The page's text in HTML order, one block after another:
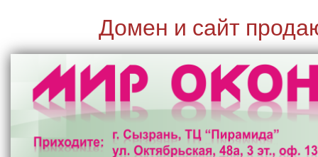
Домен и сайт